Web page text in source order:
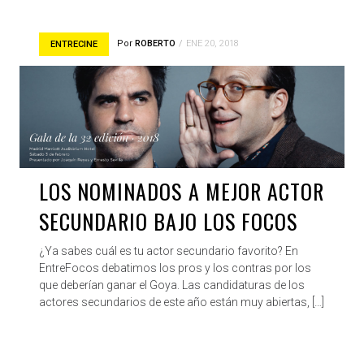
ENTRECINE Por ROBERTO ENE 20, 2018
LOS NOMINADOS A MEJOR ACTOR
SECUNDARIO BAJO LOS FOCOS
¿Ya sabes cuál es tu actor secundario favorito? En
EntreFocos debatimos los pros y los contras por los
que deberían ganar el Goya. Las candidaturas de los
actores secundarios de este año están muy abiertas, […]